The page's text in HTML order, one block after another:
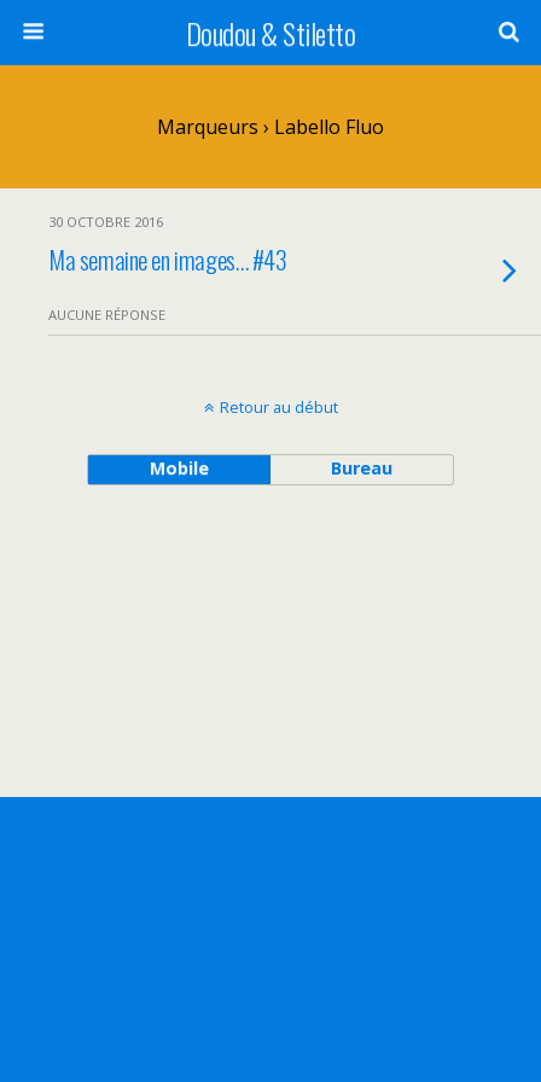
Doudou & Stiletto
Marqueurs › Labello Fluo
30 OCTOBRE 2016
Ma semaine en images… #43
AUCUNE RÉPONSE
Retour au début
Mobile Bureau